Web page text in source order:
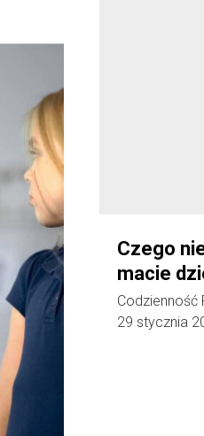
Czego
macie
Codzienność
29 stycznia